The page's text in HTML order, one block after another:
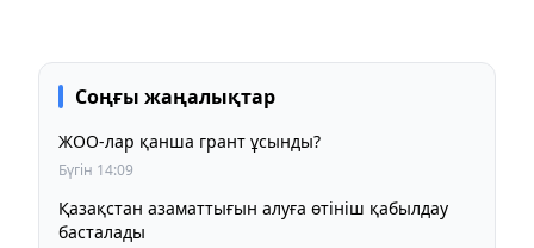
Соңғы жаңалықтар
ЖОО-лар қанша грант ұсынды?
Бүгін 14:09
Қазақстан азаматтығын алуға өтініш қабылдау
басталады